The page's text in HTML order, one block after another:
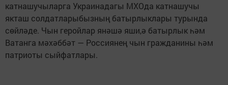
катнашучыларга Украинадагы МХОда катнашучы
якташ солдатларыбызның батырлыклары турында
сөйләде. Чын геройлар янәшә яши,ә батырлык һәм
Ватанга мәхәббәт — Россиянең чын гражданины һәм
патриоты сыйфатлары.